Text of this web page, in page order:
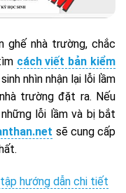
ghế nhà trường, chắc
cách viết bản kiểm
nhìn nhận lại lỗi lầm
trường đặt ra. Nếu
lỗi lầm và bị bắt
sẽ cung cấp
hướng dẫn chi tiết